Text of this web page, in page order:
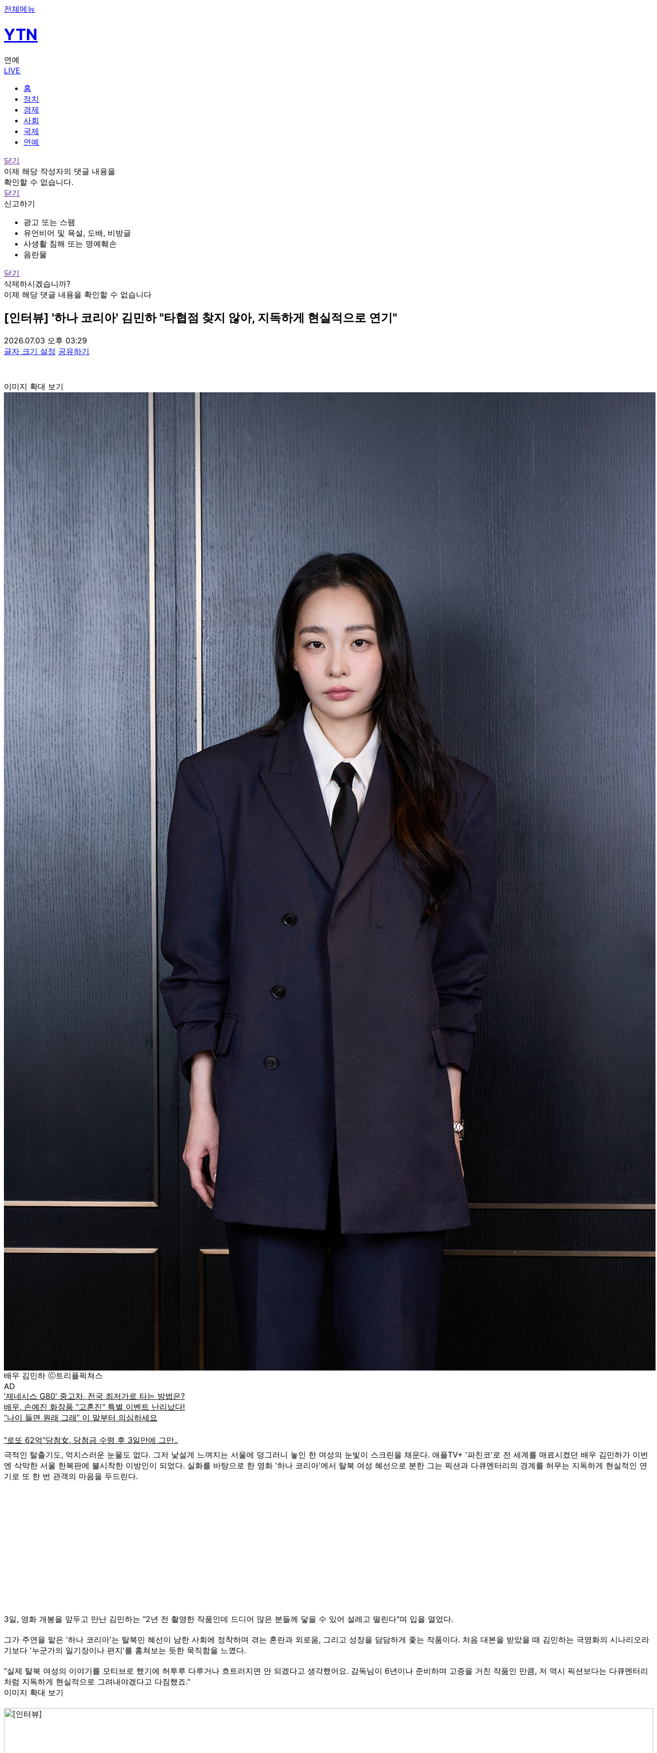
전체메뉴
YTN
연예
LIVE
홈
정치
경제
사회
국제
연예
닫기
이제 해당 작성자의 댓글 내용을
확인할 수 없습니다.
닫기
신고하기
광고 또는 스팸
유언비어 및 욕설, 도배, 비방글
사생활 침해 또는 명예훼손
음란물
닫기
삭제하시겠습니까?
이제 해당 댓글 내용을 확인할 수 없습니다
[인터뷰] '하나 코리아' 김민하 "타협점 찾지 않아, 지독하게 현실적으로 연기"
2026.07.03 오후 03:29
글자 크기 설정 공유하기
이미지 확대 보기
배우 김민하 ⓒ트리플픽쳐스
AD
극적인 탈출기도, 억지스러운 눈물도 없다. 그저 낯설게 느껴지는 서울에 덩그러니 놓인 한 여성의 눈빛이 스크린을 채운다. 애플TV+ '파친코'로 전 세계를 매료시켰던 배우 김민하가 이번
엔 삭막한 서울 한복판에 불시착한 이방인이 되었다. 실화를 바탕으로 한 영화 '하나 코리아'에서 탈북 여성 혜선으로 분한 그는 픽션과 다큐멘터리의 경계를 허무는 지독하게 현실적인 연
기로 또 한 번 관객의 마음을 두드린다.
3일, 영화 개봉을 앞두고 만난 김민하는 "2년 전 촬영한 작품인데 드디어 많은 분들께 닿을 수 있어 설레고 떨린다"며 입을 열었다.
그가 주연을 맡은 '하나 코리아'는 탈북민 혜선이 남한 사회에 정착하며 겪는 혼란과 외로움, 그리고 성장을 담담하게 좇는 작품이다. 처음 대본을 받았을 때 김민하는 극영화의 시나리오라
기보다 '누군가의 일기장이나 편지'를 훔쳐보는 듯한 묵직함을 느꼈다.
"실제 탈북 여성의 이야기를 모티브로 했기에 허투루 다루거나 흐트러지면 안 되겠다고 생각했어요. 감독님이 6년이나 준비하며 고증을 거친 작품인 만큼, 저 역시 픽션보다는 다큐멘터리
처럼 지독하게 현실적으로 그려내야겠다고 다짐했죠."
이미지 확대 보기